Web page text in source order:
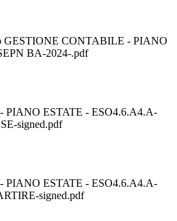
GESTIONE CONTABILE - PIANO
BA-2024-.pdf
PIANO ESTATE - ESO4.6.A4.A-
signed.pdf
PIANO ESTATE - ESO4.6.A4.A-
signed.pdf